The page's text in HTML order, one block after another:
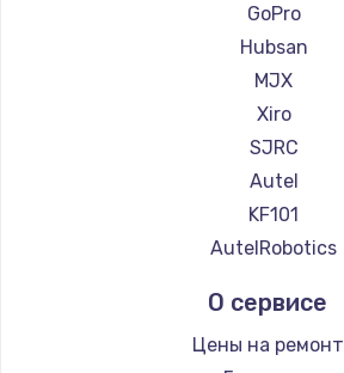
GoPro
Hubsan
MJX
Xiro
SJRC
Autel
KF101
AutelRobotics
О сервисе
Цены на ремонт